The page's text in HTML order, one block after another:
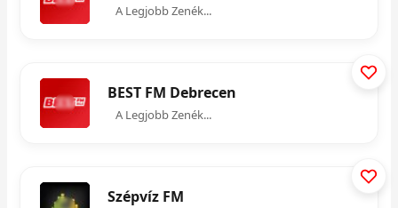
A Legjobb Zenék...
BEST FM Debrecen
A Legjobb Zenék...
Szépvíz FM